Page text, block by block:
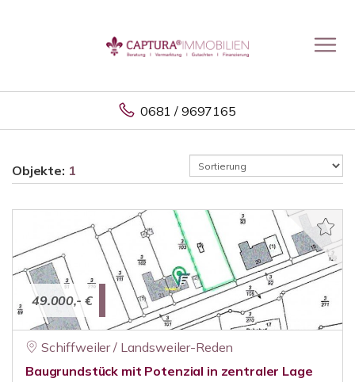
0681 / 9697165
Objekte: 1
49.000,- €
Schiffweiler / Landsweiler-Reden
Baugrundstück mit Potenzial in zentraler Lage